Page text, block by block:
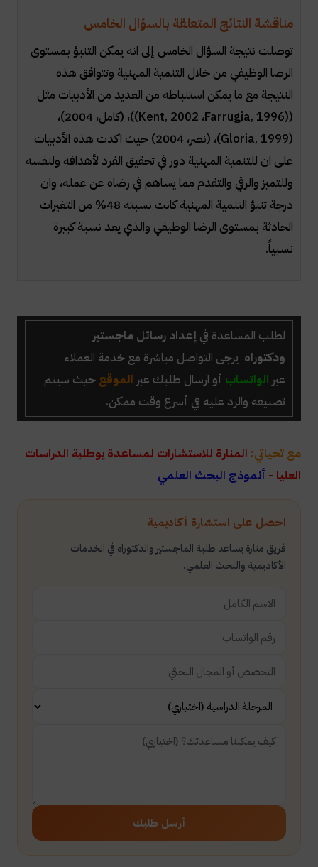
احصل على استشارة أكاديمية
فريق منارة يساعد طلبة الماجستير والدكتوراه في الخدمات
الأكاديمية والبحث العلمي.
أرسل طلبك
مناقشة النتائج المتعلقة بالسؤال الخامس
توصلت نتيجة السؤال الخامس إلى انه يمكن التنبؤ بمستوى
الرضا الوظيفي من خلال التنمية المهنية وتتوافق هذه
النتيجة مع ما يمكن استنباطه من العديد من الأدبيات مثل
(
Farrugia, 1996)، (Kent, 2002
)، (كامل، 2004)،
(
Gloria, 1999
)، (نصر، 2004) حيث اكدت هذه الأدبيات
على ان للتنمية المهنية دور في تحقيق الفرد لأهدافه ولنفسه
وللتميز والرقي والتقدم مما يساهم في رضاه عن عمله، وان
درجة تنبؤ التنمية المهنية كانت نسبته 48% من التغيرات
الحادثة بمستوى الرضا الوظيفي والذي يعد نسبة كبيرة
نسبياً.
لطلب المساعدة في إعداد رسائل ماجستير
ودكتوراه يرجى التواصل مباشرة مع خدمة العملاء
عبر الواتساب أو ارسال طلبك عبر الموقع حيث سيتم
تصنيفه والرد عليه في أسرع وقت ممكن.
مع تحياتي: المنارة للاستشارات لمساعدة يوطلبة الدراسات
العليا - أنموذج البحث العلمي